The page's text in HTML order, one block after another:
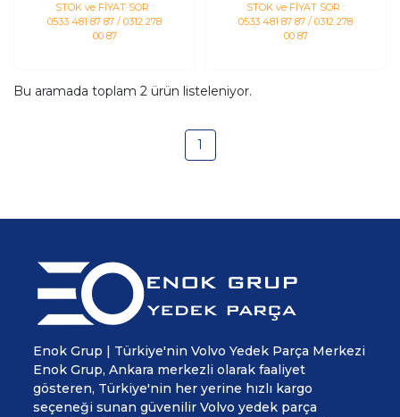
STOK ve FİYAT SOR :
0533 481 87 87 / 0312 278
00 87
STOK ve FİYAT SOR :
0533 481 87 87 / 0312 278
00 87
Bu aramada toplam 2 ürün listeleniyor.
1
Enok Grup | Türkiye'nin Volvo Yedek Parça Merkezi
Enok Grup, Ankara merkezli olarak faaliyet
gösteren, Türkiye'nin her yerine hızlı kargo
seçeneği sunan güvenilir Volvo yedek parça